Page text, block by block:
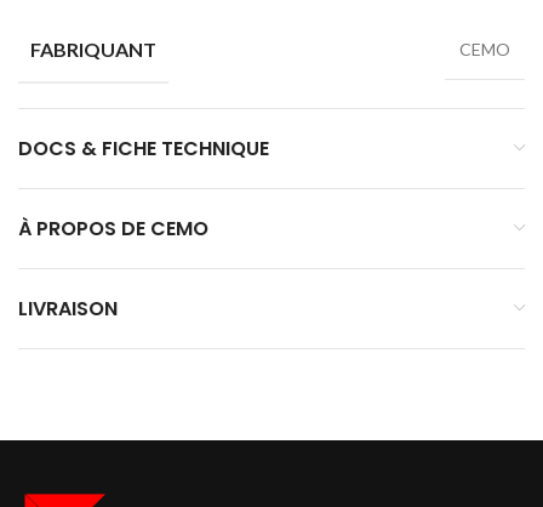
FABRIQUANT CEMO
DOCS & FICHE TECHNIQUE
À PROPOS DE CEMO
LIVRAISON